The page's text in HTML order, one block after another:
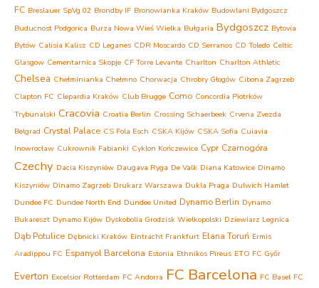
FC Breslauer SpVg 02 Brondby IF Bronowianka Kraków Budowlani Bydgoszcz
Buducnost Podgorica Burza Nowa Wieś Wielka Bułgaria Bydgoszcz Bytovia
Bytów Calisia Kalisz CD Leganes CDR Moscardo CD Serranos CD Toledo Celtic
Glasgow Cementarnica Skopje CF Torre Levante Charlton Charlton Athletic
Chelsea Chełminianka Chełmno Chorwacja Chrobry Głogów Cibona Zagrzeb
Clapton FC Clepardia Kraków Club Brugge Como Concordia Piotrków
Trybunalski Cracovia Croatia Berlin Crossing Schaerbeek Crvena Zvezda
Belgrad Crystal Palace CS Fola Esch CSKA Kijów CSKA Sofia Cuiavia
Inowrocław Cukrownik Fabianki Cyklon Kończewice Cypr Czarnogóra
Czechy Dacia Kiszyniów Daugava Ryga De Valk Diana Katowice Dinamo
Kiszyniów Dinamo Zagrzeb Drukarz Warszawa Dukla Praga Dulwich Hamlet
Dundee FC Dundee North End Dundee United Dynamo Berlin Dynamo
Bukareszt Dynamo Kijów Dyskobolia Grodzisk Wielkopolski Dziewiarz Legnica
Dąb Potulice Dębnicki Kraków Eintracht Frankfurt Elana Toruń Ermis
Aradippou FC Espanyol Barcelona Estonia Ethnikos Pireus ETO FC Győr
Everton Excelsior Rotterdam FC Andorra FC Barcelona FC Basel FC